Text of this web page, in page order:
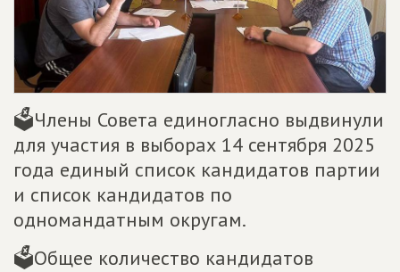
🗳Члены Совета единогласно выдвинули
для участия в выборах 14 сентября 2025
года единый список кандидатов партии
и список кандидатов по
одномандатным округам.
🗳Общее количество кандидатов